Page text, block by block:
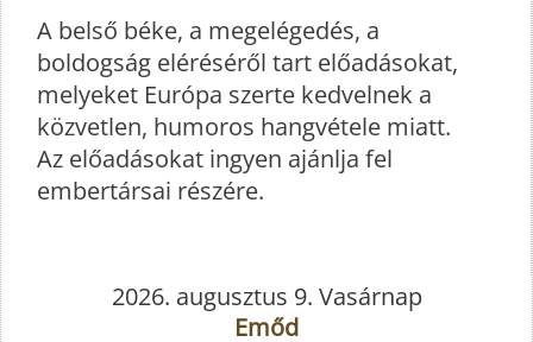
A belső béke, a megelégedés, a
boldogság eléréséről tart előadásokat,
melyeket Európa szerte kedvelnek a
közvetlen, humoros hangvétele miatt.
Az előadásokat ingyen ajánlja fel
embertársai részére.
2026. augusztus 9. Vasárnap
Emőd